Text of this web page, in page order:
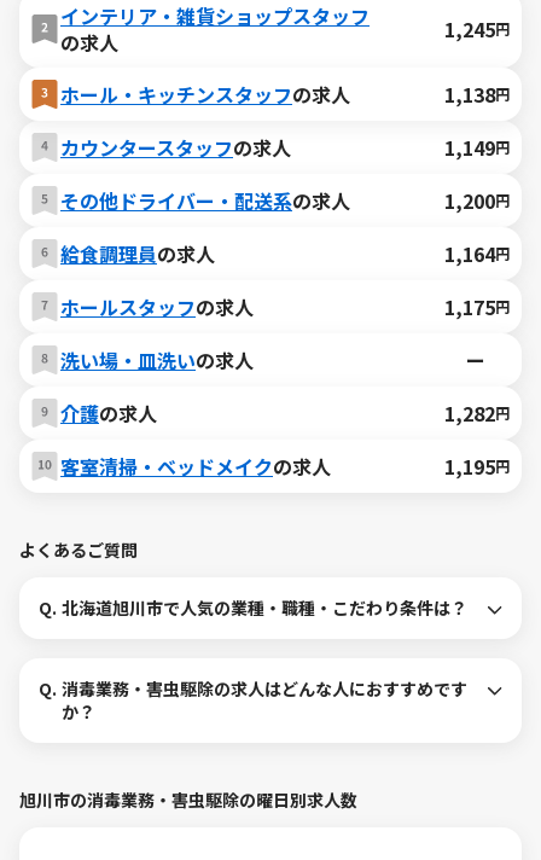
インテリア・雑貨ショップスタッフ
の求人
1,245円
ホール・キッチンスタッフの求人 1,138円
カウンタースタッフの求人 1,149円
その他ドライバー・配送系の求人 1,200円
給食調理員の求人 1,164円
ホールスタッフの求人 1,175円
洗い場・皿洗いの求人
ー
介護の求人 1,282円
客室清掃・ベッドメイクの求人 1,195円
よくあるご質問
Q. 北海道旭川市で人気の業種・職種・こだわり条件は？
Q. 消毒業務・害虫駆除の求人はどんな人におすすめです
か？
旭川市の消毒業務・害虫駆除の曜日別求人数